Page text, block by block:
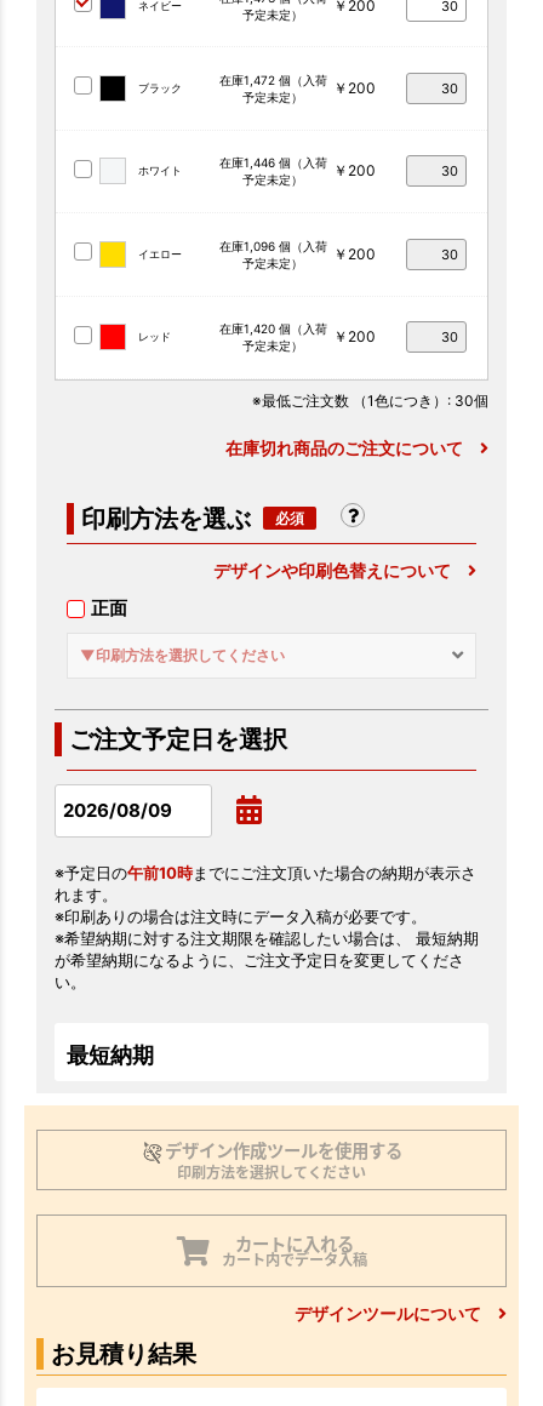
ネイビー
予定未定）
￥200
ブラック
在庫1,472 個（入荷
予定未定）
￥200
ホワイト
在庫1,446 個（入荷
予定未定）
￥200
イエロー
在庫1,096 個（入荷
予定未定）
￥200
レッド
在庫1,420 個（入荷
予定未定）
￥200
※最低ご注文数 （1色につき） : 30個
在庫切れ商品のご注文について
印刷方法を選ぶ
デザインや印刷色替えについて
正面
▼印刷方法を選択してください
ご注文予定日を選択
※予定日の午前10時までにご注文頂いた場合の納期が表示さ
れます。
※印刷ありの場合は注文時にデータ入稿が必要です。
※希望納期に対する注文期限を確認したい場合は、 最短納期
が希望納期になるように、ご注文予定日を変更してくださ
い。
最短納期
デザイン作成ツールを使用する
印刷方法を選択してください
カートに入れる
カート内でデータ入稿
デザインツールについて
お見積り結果